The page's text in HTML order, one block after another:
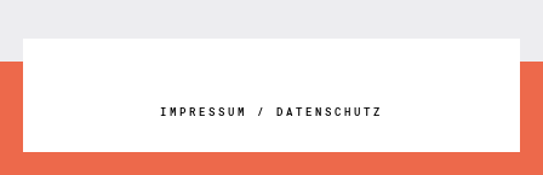
IMPRESSUM / DATENSCHUTZ